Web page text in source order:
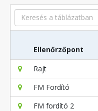
Search
Ellenőrzőpont
Rajt
FM Fordító
FM fordító 2